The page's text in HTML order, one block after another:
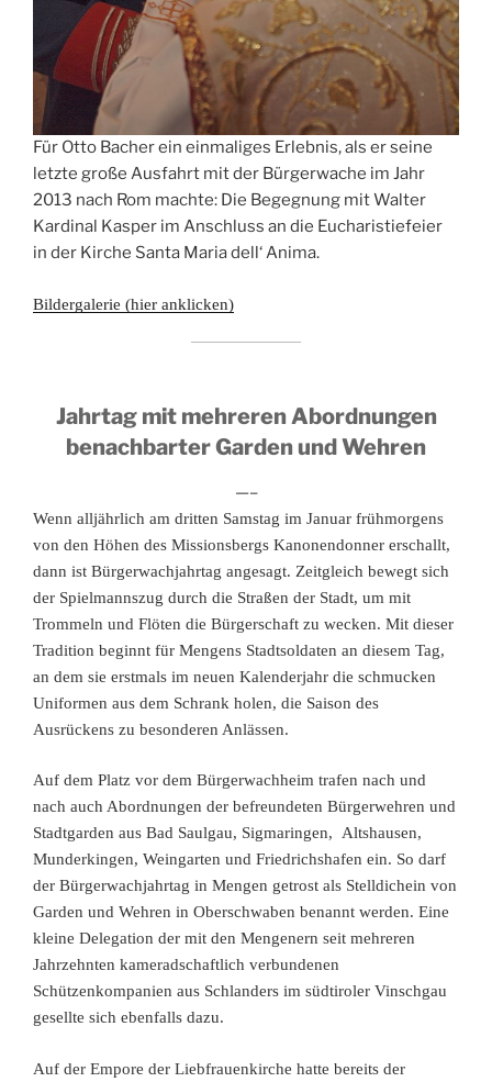
Für Otto Bacher ein einmaliges Erlebnis, als er seine
letzte große Ausfahrt mit der Bürgerwache im Jahr
2013 nach Rom machte: Die Begegnung mit Walter
Kardinal Kasper im Anschluss an die Eucharistiefeier
in der Kirche Santa Maria dell‘ Anima.
Bildergalerie (hier anklicken)
Jahrtag mit mehreren Abordnungen
benachbarter Garden und Wehren
—–
Wenn alljährlich am dritten Samstag im Januar frühmorgens
von den Höhen des Missionsbergs Kanonendonner erschallt,
dann ist Bürgerwachjahrtag angesagt. Zeitgleich bewegt sich
der Spielmannszug durch die Straßen der Stadt, um mit
Trommeln und Flöten die Bürgerschaft zu wecken. Mit dieser
Tradition beginnt für Mengens Stadtsoldaten an diesem Tag,
an dem sie erstmals im neuen Kalenderjahr die schmucken
Uniformen aus dem Schrank holen, die Saison des
Ausrückens zu besonderen Anlässen.
Auf dem Platz vor dem Bürgerwachheim trafen nach und
nach auch Abordnungen der befreundeten Bürgerwehren und
Stadtgarden aus Bad Saulgau, Sigmaringen, Altshausen,
Munderkingen, Weingarten und Friedrichshafen ein. So darf
der Bürgerwachjahrtag in Mengen getrost als Stelldichein von
Garden und Wehren in Oberschwaben benannt werden. Eine
kleine Delegation der mit den Mengenern seit mehreren
Jahrzehnten kameradschaftlich verbundenen
Schützenkompanien aus Schlanders im südtiroler Vinschgau
gesellte sich ebenfalls dazu.
Auf der Empore der Liebfrauenkirche hatte bereits der